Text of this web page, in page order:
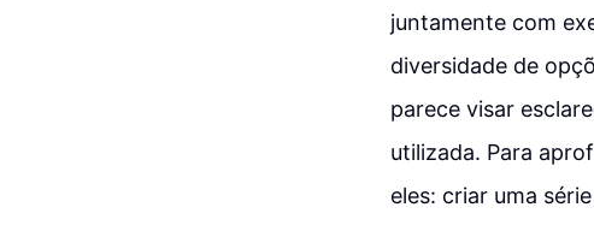
juntamente com
diversidade de
parece visar
utilizada. Para
eles: criar uma